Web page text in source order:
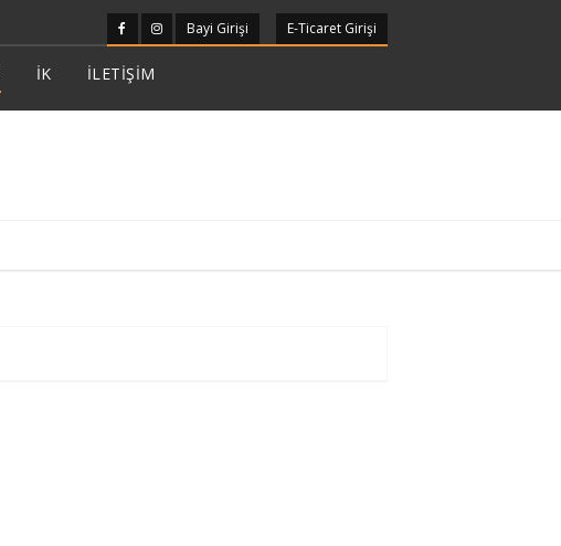
Bayi Girişi E-Ticaret Girişi
İK İLETİŞİM